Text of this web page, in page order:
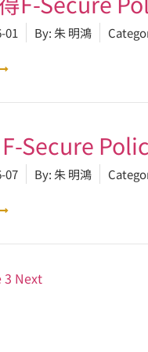
01 By: 朱 明鴻
Secure
07 By: 朱 明鴻
3 Next